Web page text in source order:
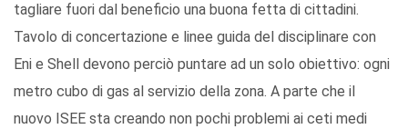
tagliare fuori dal beneficio una buona fetta di cittadini.
Tavolo di concertazione e linee guida del disciplinare con
Eni e Shell devono perciò puntare ad un solo obiettivo: ogni
metro cubo di gas al servizio della zona. A parte che il
nuovo ISEE sta creando non pochi problemi ai ceti medi